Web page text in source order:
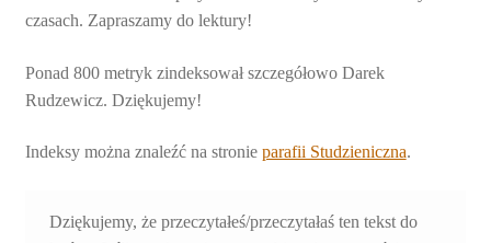
czasach. Zapraszamy do lektury!
Ponad 800 metryk zindeksował szczegółowo Darek
Rudzewicz. Dziękujemy!
Indeksy można znaleźć na stronie parafii Studzieniczna.
Dziękujemy, że przeczytałeś/przeczytałaś ten tekst do